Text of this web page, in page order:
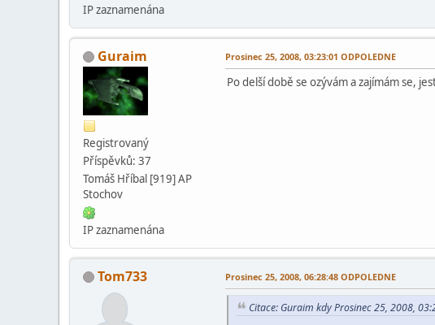
IP zaznamenána
Guraim
Registrovaný
Příspěvků: 37
Tomáš Hříbal [919] AP
Stochov
IP zaznamenána
Prosinec 25, 2008, 03:23:01 ODPOLEDNE
Po delší době se ozývám a zajímám se,
Tom733 Prosinec 25, 2008, 06:28:48 ODPOLEDNE
Citace: Guraim kdy Prosinec 25, 2008,